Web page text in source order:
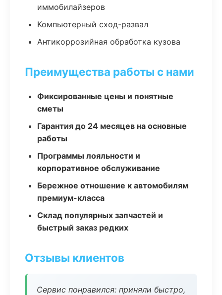
иммобилайзеров
Компьютерный сход-развал
Антикоррозийная обработка кузова
Преимущества работы с нами
Фиксированные цены и понятные
сметы
Гарантия до 24 месяцев на основные
работы
Программы лояльности и
корпоративное обслуживание
Бережное отношение к автомобилям
премиум-класса
Склад популярных запчастей и
быстрый заказ редких
Отзывы клиентов
Сервис понравился: приняли быстро,